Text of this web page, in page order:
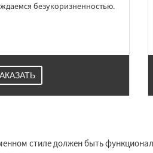
безукоризненностью.
стиле должен быть